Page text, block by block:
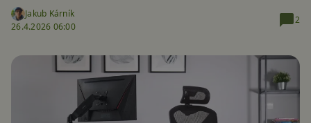
Jakub Kárník
26.4.2026 06:00
2